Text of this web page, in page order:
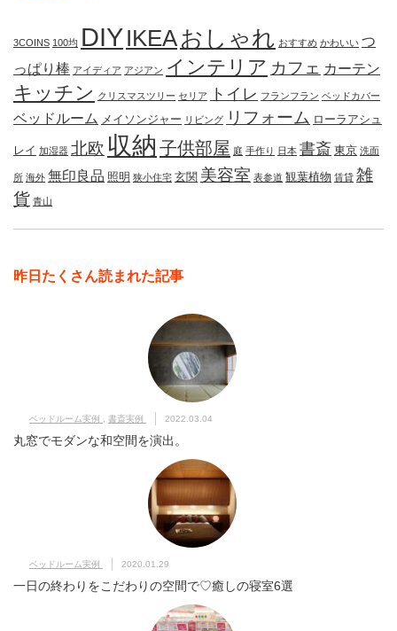
3COINS 100均 DIYIKEAおしゃれ おすすめ かわいい つ
っぱり棒 アイディア アジアン インテリア カフェ カーテン
キッチン クリスマスツリー セリア トイレ フランフラン ベッドカバー
ベッドルーム メイソンジャー リビング リフォーム ローラアシュ
レイ 加湿器 北欧 収納 子供部屋 庭 手作り 日本 書斎 東京 洗面
所 海外 無印良品 照明 狭小住宅 玄関 美容室 表参道 観葉植物 賃貸 雑
貨 青山
昨日たくさん読まれた記事
ベッドルーム実例 書斎実例 2022.03.04
丸窓でモダンな和空間を演出。
ベッドルーム実例 2020.01.29
一日の終わりをこだわりの空間で♡癒しの寝室6選